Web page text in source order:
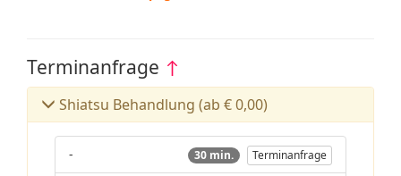
Terminanfrage ↑
Shiatsu Behandlung (ab € 0,00)
30 min. Terminanfrage
-